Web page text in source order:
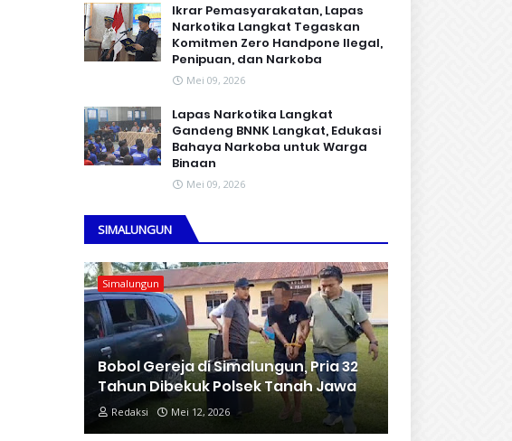
Ikrar Pemasyarakatan, Lapas
Narkotika Langkat Tegaskan
Komitmen Zero Handpone llegal,
Penipuan, dan Narkoba
Mei 09, 2026
Lapas Narkotika Langkat
Gandeng BNNK Langkat, Edukasi
Bahaya Narkoba untuk Warga
Binaan
Mei 09, 2026
SIMALUNGUN
Simalungun
Bobol Gereja di Simalungun, Pria 32
Tahun Dibekuk Polsek Tanah Jawa
Redaksi Mei 12, 2026